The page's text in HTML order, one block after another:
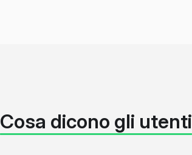
Cosa dicono gli utenti